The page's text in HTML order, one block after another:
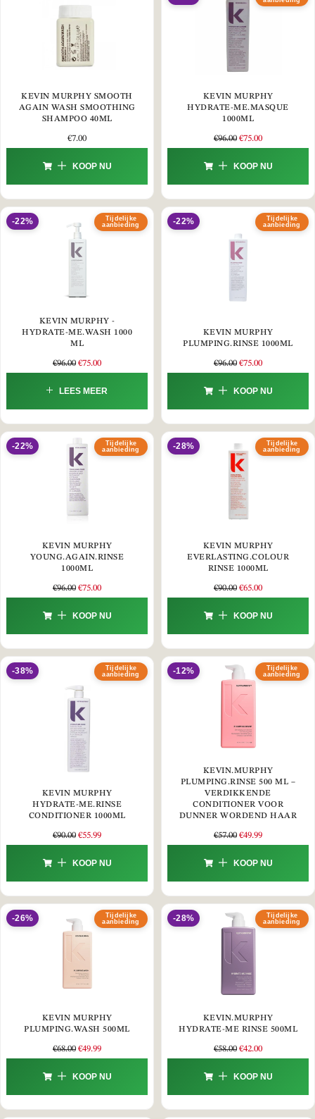
KEVIN MURPHY SMOOTH
AGAIN WASH SMOOTHING
SHAMPOO 40ML
€7.00
KOOP NU
KEVIN MURPHY
HYDRATE-ME.MASQUE
1000ML
€96.00 €75.00
KOOP NU
Tijdelijke
aanbieding
-22%
KEVIN MURPHY -
HYDRATE-ME.WASH 1000
ML
€96.00 €75.00
LEES MEER
Tijdelijke
aanbieding
-22%
KEVIN MURPHY
PLUMPING.RINSE 1000ML
€96.00 €75.00
KOOP NU
Tijdelijke
aanbieding
-22%
KEVIN MURPHY
YOUNG.AGAIN.RINSE
1000ML
€96.00 €75.00
KOOP NU
Tijdelijke
aanbieding
-28%
KEVIN MURPHY
EVERLASTING.COLOUR
RINSE 1000ML
€90.00 €65.00
KOOP NU
Tijdelijke
aanbieding
-38%
KEVIN MURPHY
HYDRATE-ME.RINSE
CONDITIONER 1000ML
€90.00 €55.99
KOOP NU
Tijdelijke
aanbieding
-12%
KEVIN.MURPHY
PLUMPING.RINSE 500 ML –
VERDIKKENDE
CONDITIONER VOOR
DUNNER WORDEND HAAR
€57.00 €49.99
KOOP NU
Tijdelijke
aanbieding
-26%
KEVIN MURPHY
PLUMPING.WASH 500ML
€68.00 €49.99
KOOP NU
Tijdelijke
aanbieding
-28%
KEVIN.MURPHY
HYDRATE-ME RINSE 500ML
€58.00 €42.00
KOOP NU